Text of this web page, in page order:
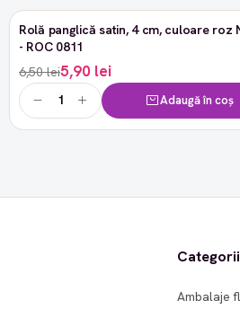
-9%
Rolă panglică satin, 4 cm, culoare roz
- ROC 0811
6,50 lei5,90 lei
Adaugă în coș
Ambalaje